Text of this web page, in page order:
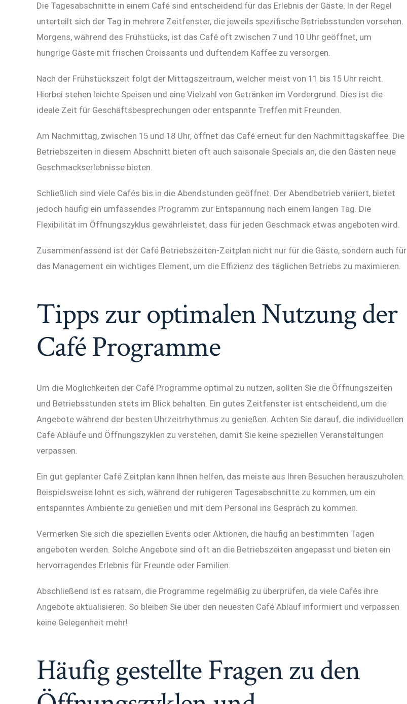
Die Tagesabschnitte in einem Café sind entscheidend für das Erlebnis der Gäste. In der Regel
unterteilt sich der Tag in mehrere Zeitfenster, die jeweils spezifische Betriebsstunden vorsehen.
Morgens, während des Frühstücks, ist das Café oft zwischen 7 und 10 Uhr geöffnet, um
hungrige Gäste mit frischen Croissants und duftendem Kaffee zu versorgen.
Nach der Frühstückszeit folgt der Mittagszeitraum, welcher meist von 11 bis 15 Uhr reicht.
Hierbei stehen leichte Speisen und eine Vielzahl von Getränken im Vordergrund. Dies ist die
ideale Zeit für Geschäftsbesprechungen oder entspannte Treffen mit Freunden.
Am Nachmittag, zwischen 15 und 18 Uhr, öffnet das Café erneut für den Nachmittagskaffee. Die
Betriebszeiten in diesem Abschnitt bieten oft auch saisonale Specials an, die den Gästen neue
Geschmackserlebnisse bieten.
Schließlich sind viele Cafés bis in die Abendstunden geöffnet. Der Abendbetrieb variiert, bietet
jedoch häufig ein umfassendes Programm zur Entspannung nach einem langen Tag. Die
Flexibilität im Öffnungszyklus gewährleistet, dass für jeden Geschmack etwas angeboten wird.
Zusammenfassend ist der Café Betriebszeiten-Zeitplan nicht nur für die Gäste, sondern auch für
das Management ein wichtiges Element, um die Effizienz des täglichen Betriebs zu maximieren.
Tipps zur optimalen Nutzung der
Café Programme
Um die Möglichkeiten der Café Programme optimal zu nutzen, sollten Sie die Öffnungszeiten
und Betriebsstunden stets im Blick behalten. Ein gutes Zeitfenster ist entscheidend, um die
Angebote während der besten Uhrzeitrhythmus zu genießen. Achten Sie darauf, die individuellen
Café Abläufe und Öffnungszyklen zu verstehen, damit Sie keine speziellen Veranstaltungen
verpassen.
Ein gut geplanter Café Zeitplan kann Ihnen helfen, das meiste aus Ihren Besuchen herauszuholen.
Beispielsweise lohnt es sich, während der ruhigeren Tagesabschnitte zu kommen, um ein
entspanntes Ambiente zu genießen und mit dem Personal ins Gespräch zu kommen.
Vermerken Sie sich die speziellen Events oder Aktionen, die häufig an bestimmten Tagen
angeboten werden. Solche Angebote sind oft an die Betriebszeiten angepasst und bieten ein
hervorragendes Erlebnis für Freunde oder Familien.
Abschließend ist es ratsam, die Programme regelmäßig zu überprüfen, da viele Cafés ihre
Angebote aktualisieren. So bleiben Sie über den neuesten Café Ablauf informiert und verpassen
keine Gelegenheit mehr!
Häufig gestellte Fragen zu den